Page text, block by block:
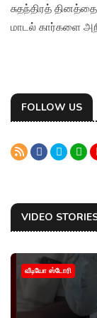
சுதந்திரத்
மாடல் கார்களை
FOLLOW US
VIDEO
வீடியோ ஸ்டோரி